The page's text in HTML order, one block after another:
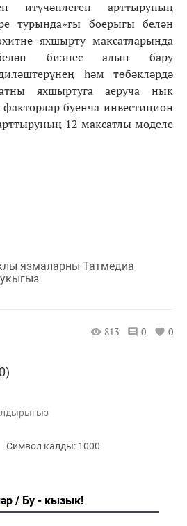
итүчәнлеген арттыруның
турында»гы боерыгы белән
яхшырту максатларында
бизнес алып бару
һәм төбәкләрдә
яхшыртуга аеруча нык
буенча инвестицион
12 максатлы моделе
язмаларны Татмедиа
укыгыз
813 0 0
Cимвол калды: 1000
Бу - кызык!